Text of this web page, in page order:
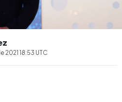
2021 18:53 UTC